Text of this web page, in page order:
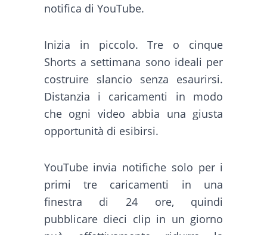
notifica di YouTube.
Inizia in piccolo. Tre o cinque
Shorts a settimana sono ideali per
costruire slancio senza esaurirsi.
Distanzia i caricamenti in modo
che ogni video abbia una giusta
opportunità di esibirsi.
YouTube invia notifiche solo per i
primi tre caricamenti in una
finestra di 24 ore, quindi
pubblicare dieci clip in un giorno